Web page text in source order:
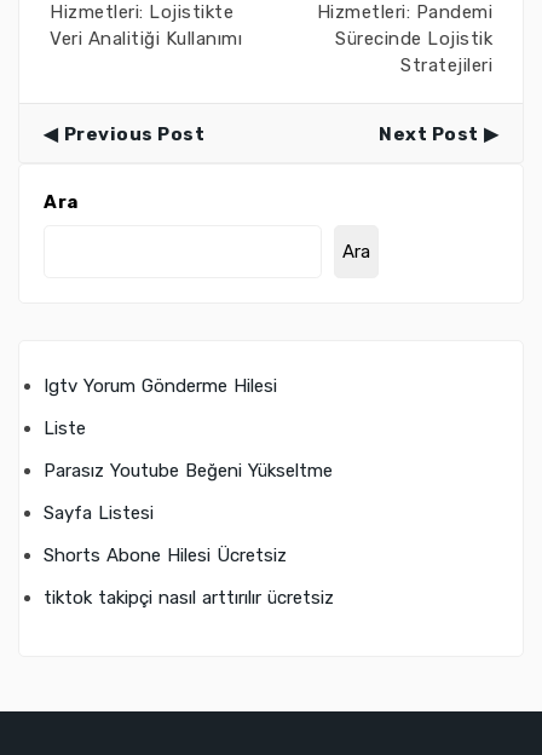
Hizmetleri: Lojistikte
Veri Analitiği Kullanımı
Hizmetleri: Pandemi
Sürecinde Lojistik
Stratejileri
Previous Post Next Post
Ara
Ara
Igtv Yorum Gönderme Hilesi
Liste
Parasız Youtube Beğeni Yükseltme
Sayfa Listesi
Shorts Abone Hilesi Ücretsiz
tiktok takipçi nasıl arttırılır ücretsiz